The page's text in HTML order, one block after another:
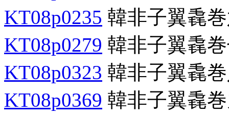
KT08p0235 韓非子翼毳
KT08p0279 韓非子翼毳
KT08p0323 韓非子翼毳
KT08p0369 韓非子翼毳